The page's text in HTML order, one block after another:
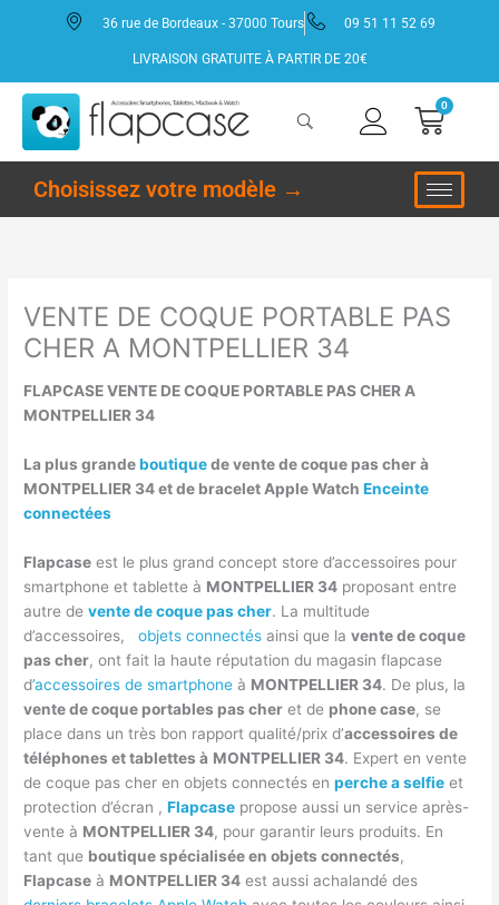
36 rue de Bordeaux - 37000 Tours 09 51 11 52 69
LIVRAISON GRATUITE À PARTIR DE 20€
0
Choisissez votre modèle →
VENTE DE COQUE PORTABLE PAS
CHER A MONTPELLIER 34
FLAPCASE VENTE DE COQUE PORTABLE PAS CHER A
MONTPELLIER 34
La plus grandeboutiquede vente de coque pas cher à
MONTPELLIER 34 et de bracelet Apple WatchEnceinte
connectées
Flapcase est le plus grand concept store d’accessoires pour
smartphone et tablette à MONTPELLIER 34 proposant entre
autre devente de coque pas cher. La multitude
d’accessoires,objets connectés ainsi que lavente de coque
pas cher, ont fait la haute réputation du magasin flapcase
d’accessoires de smartphone à MONTPELLIER 34. De plus, la
vente de coque portables pas cher et de phone case, se
place dans un très bon rapport qualité/prix d’accessoires de
téléphones et tablettes à MONTPELLIER 34. Expert en vente
de coque pas cher en objets connectés enperche a selfie et
protection d’écran ,Flapcase propose aussi un service après-
vente à MONTPELLIER 34, pour garantir leurs produits. En
tant que boutique spécialisée en objets connectés,
Flapcase à MONTPELLIER 34 est aussi achalandé des